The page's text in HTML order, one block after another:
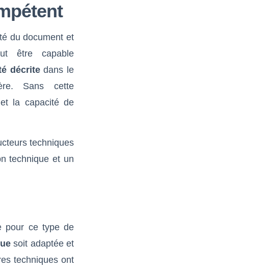
du document et
être capable
décritedans le
Sans cette
la capacité de
techniques
technique et un
pour ce type de
soit adaptée et
techniques ont